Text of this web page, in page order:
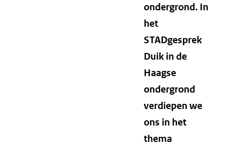
ondergrond. In
het
STADgesprek
Duik in de
Haagse
ondergrond
verdiepen we
ons in het
thema